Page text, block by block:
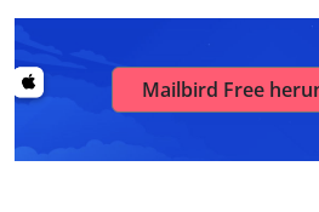
Mailbird Free